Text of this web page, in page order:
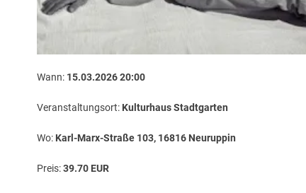
Wann: 15.03.2026 20:00
Veranstaltungsort: Kulturhaus Stadtgarten
Wo: Karl-Marx-Straße 103, 16816 Neuruppin
Preis:39.70 EUR